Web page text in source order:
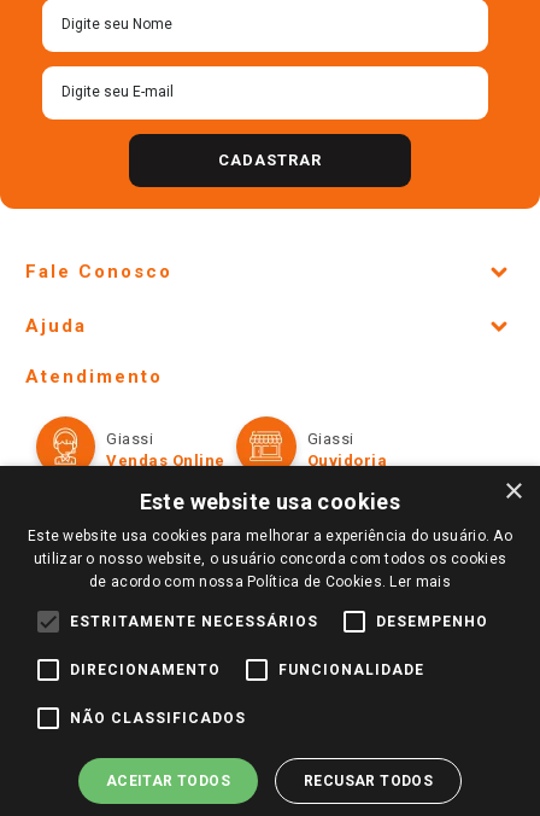
CADASTRAR
Fale Conosco
Lojas Físicas e Horários
Ofertas
Televendas
Perguntas frequentes
Trabalhe Conosco
Identidade Visual
Ajuda
Formas de Pagamento
Políticas de entrega
Trocas e Devoluções
Atendimento
Giassi
Vendas Online
Giassi
Ouvidoria
Redes Sociais
Pagamento e Segurança
×
Este website usa cookies
Este website usa cookies para melhorar a experiência do usuário. Ao
utilizar o nosso website, o usuário concorda com todos os cookies
de acordo com nossa Política de Cookies. Ler mais
ESTRITAMENTE NECESSÁRIOS DESEMPENHO
DIRECIONAMENTO FUNCIONALIDADE
NÃO CLASSIFICADOS
ACEITAR TODOS RECUSAR TODOS